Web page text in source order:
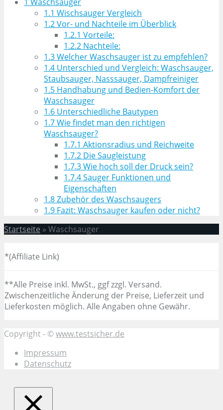
1.1 Wischsauger Vergleich
1.2Vor- und Nachteile im Überblick
1.2.1 Vorteile:
1.2.2 Nachteile:
1.3Welcher Waschsauger ist zu empfehlen?
1.4 Unterschied und Vergleich: Waschsauger,
Staubsauger, Nasssauger, Dampfreiniger
1.5 Handhabung und Bedien-Komfort der
Waschsauger
1.6 Unterschiedliche Bautypen
1.7Wie findet man den richtigen
Waschsauger?
1.7.1 Aktionsradius und Reichweite
1.7.2 Die Saugleistung
1.7.3Wie hoch soll der Druck sein?
1.7.4Sauger Funktionen und
Eigenschaften
1.8Zubehör des Waschsaugers
1.9 Fazit: Waschsauger kaufen oder nicht?
Startseite » Waschsauger
*(Affiliate Link)
**Alle Preise inkl. MwSt., ggf zzgl. Versand.
Zwischenzeitliche Änderung der Preise, Lieferzeit und
Lieferkosten möglich. Alle Angaben ohne Gewähr.
Copyright - ©www.testsicher.de
Impressum
Datenschutz